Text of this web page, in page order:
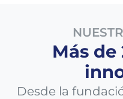
Más de
Desde la